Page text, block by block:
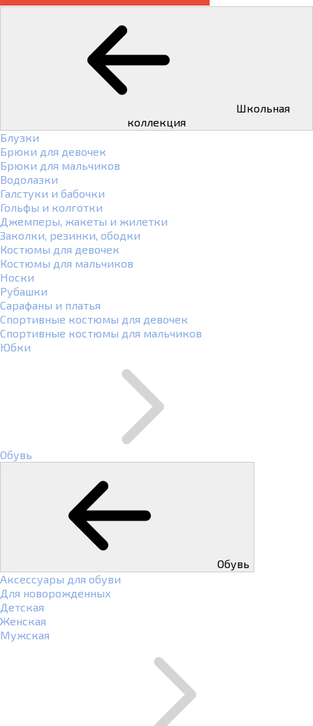
коллекция
Блузки
Брюки для девочек
Брюки для мальчиков
Водолазки
Галстуки и бабочки
Гольфы и колготки
Джемперы, жакеты и жилетки
Заколки, резинки, ободки
Костюмы для девочек
Костюмы для мальчиков
Носки
Рубашки
Сарафаны и платья
Спортивные костюмы для девочек
Спортивные костюмы для мальчиков
Юбки
Обувь
Обувь
Аксессуары для обуви
Для новорожденных
Детская
Женская
Мужская